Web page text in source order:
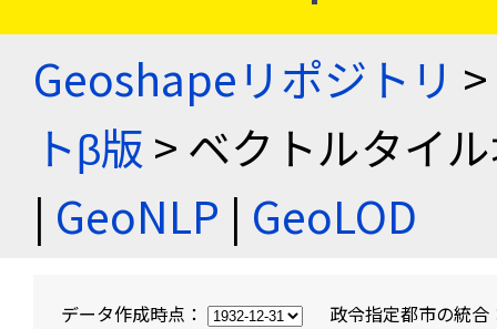
Geoshapeリポジトリ >
トβ版 > ベクトルタイ
| GeoNLP | GeoLOD
データ作成時点： 政令指定都市の統